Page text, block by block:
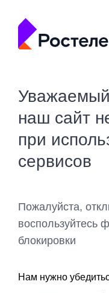
Уважаемый
наш сайт
при
сервисов
Пожалуйста,
воспользуйтесь
блокировки
Нам нужно